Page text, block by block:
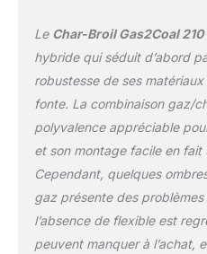
Le Char-Broil Gas2Coal 210
hybride qui séduit d’abord
robustesse de ses
fonte. La combinaison gaz/
polyvalence appréciable
et son montage facile en fait
Cependant, quelques
gaz présente des
l’absence de flexible est
peuvent manquer à l’achat,